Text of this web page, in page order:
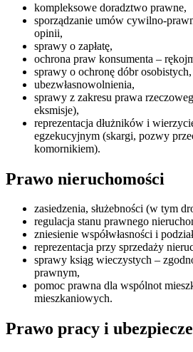
kompleksowe doradztwo prawne,
sporządzanie umów cywilno-
opinii,
sprawy o zapłatę,
ochrona praw konsumenta –
sprawy o ochronę dóbr osobistych,
ubezwłasnowolnienia,
sprawy z zakresu prawa
eksmisje),
reprezentacja dłużników i
egzekucyjnym (skargi, pozwy
komornikiem).
Prawo nieruchomości
zasiedzenia, służebności (w tym
regulacja stanu prawnego
zniesienie współwłasności i
reprezentacja przy sprzedaży
sprawy ksiąg wieczystych –
prawnym,
pomoc prawna dla wspólnot
mieszkaniowych.
Prawo pracy i